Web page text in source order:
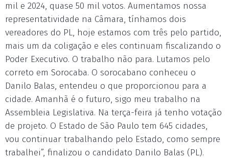
mil e 2024, quase 50 mil votos. Aumentamos nossa
representatividade na Câmara, tínhamos dois
vereadores do PL, hoje estamos com três pelo partido,
mais um da coligação e eles continuam fiscalizando o
Poder Executivo. O trabalho não para. Lutamos pelo
correto em Sorocaba. O sorocabano conheceu o
Danilo Balas, entendeu o que proporcionou para a
cidade. Amanhã é o futuro, sigo meu trabalho na
Assembleia Legislativa. Na terça-feira já tenho votação
de projeto. O Estado de São Paulo tem 645 cidades,
vou continuar trabalhando pelo Estado, como sempre
trabalhei”, finalizou o candidato Danilo Balas (PL).